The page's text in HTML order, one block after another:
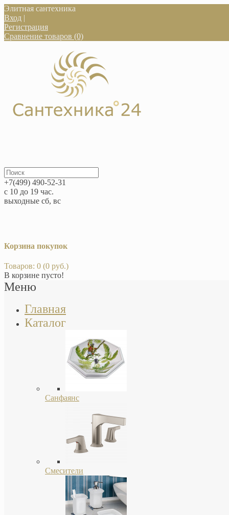
Элитная сантехника
Вход |
Регистрация
Сравнение товаров (0)
+7(499) 490-52-31
с 10 до 19 час.
выходные сб, вс
Корзина покупок
Товаров: 0 (0 руб.)
В корзине пусто!
Меню
Главная
Каталог
Санфаянс
Смесители